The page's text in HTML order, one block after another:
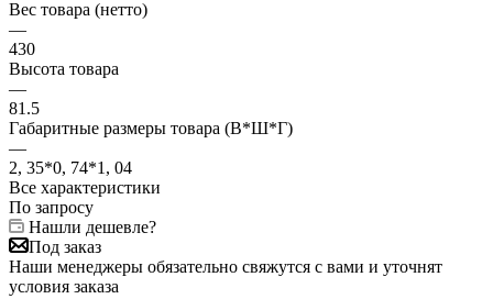
Вес товара (нетто)
—
430
Высота товара
—
81.5
Габаритные размеры товара (В*Ш*Г)
—
2, 35*0, 74*1, 04
Все характеристики
По запросу
Нашли дешевле?
Под заказ
Наши менеджеры обязательно свяжутся с вами и уточнят
условия заказа